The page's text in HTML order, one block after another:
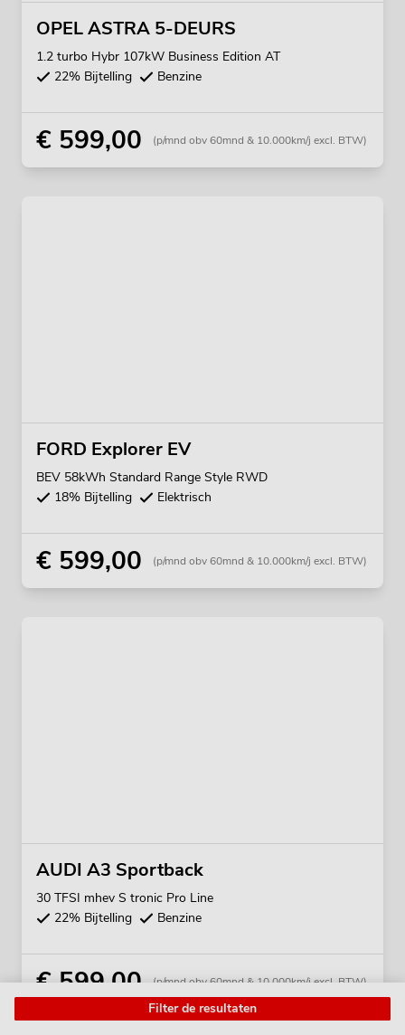
Filter de resultaten
OPEL ASTRA 5-DEURS
1.2 turbo Hybr 107kW Business Edition AT
22% Bijtelling
Benzine
€ 599,00 (p/mnd obv 60mnd & 10.000km/j excl. BTW)
FORD Explorer EV
BEV 58kWh Standard Range Style RWD
18% Bijtelling
Elektrisch
€ 599,00 (p/mnd obv 60mnd & 10.000km/j excl. BTW)
AUDI A3 Sportback
30 TFSI mhev S tronic Pro Line
22% Bijtelling
Benzine
€ 599,00 (p/mnd obv 60mnd & 10.000km/j excl. BTW)